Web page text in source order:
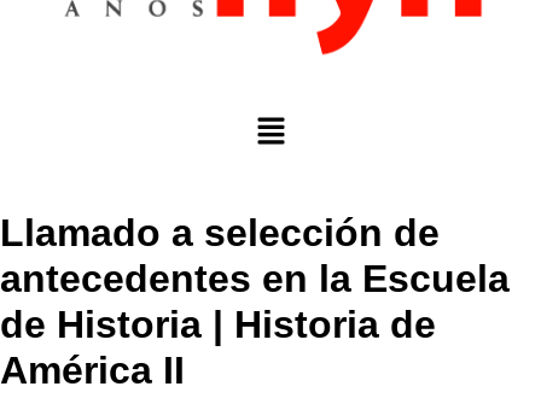
Llamado a selección de
antecedentes en la Escuela
de Historia | Historia de
América II